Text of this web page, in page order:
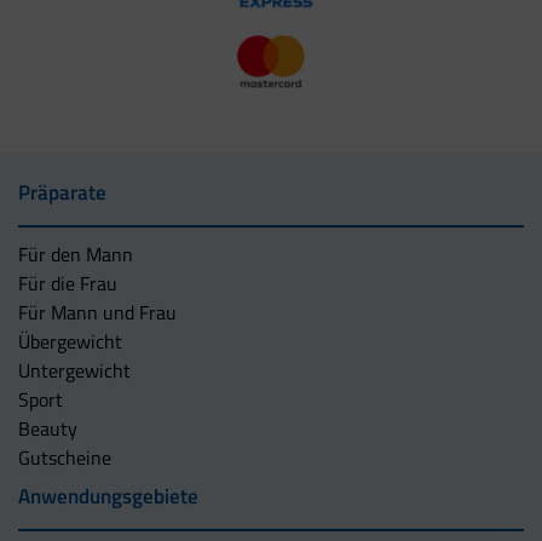
Präparate
Für den Mann
Für die Frau
Für Mann und Frau
Übergewicht
Untergewicht
Sport
Beauty
Gutscheine
Anwendungsgebiete